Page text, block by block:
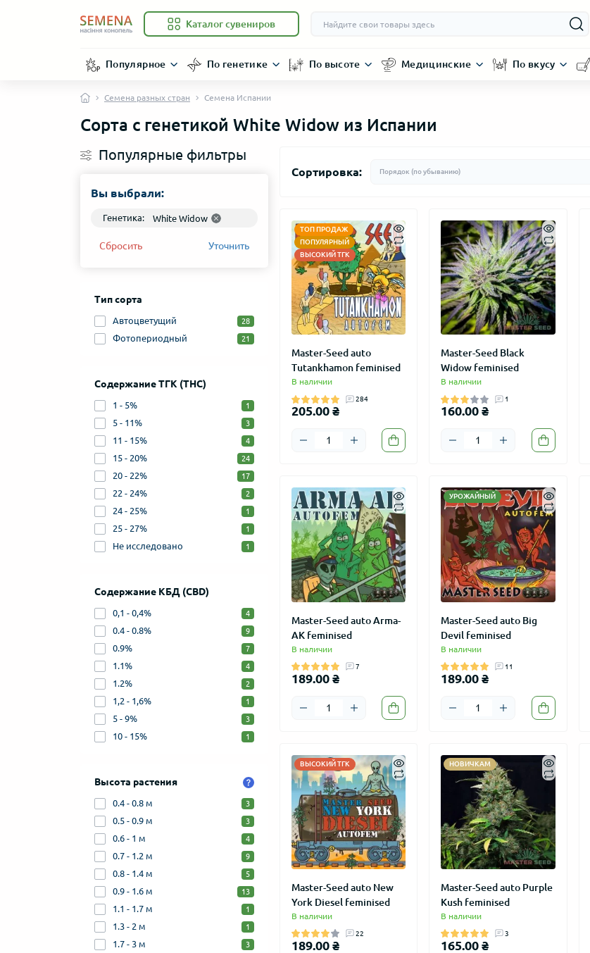
Каталог сувениров
Популярное По генетике По высоте Медицинские По вкусу
Семена разных стран Семена Испании
Сорта с генетикой White Widow из Испании
Популярные фильтры
Вы выбрали:
Генетика: White Widow
Сбросить Уточнить
Тип сорта
Автоцветущий 28
Фотопериодный 21
Содержание ТГК (THC)
1 - 5% 1
5 - 11% 3
11 - 15% 4
15 - 20% 24
20 - 22% 17
22 - 24% 2
24 - 25% 1
25 - 27% 1
Не исследовано 1
Содержание КБД (CBD)
0,1 - 0,4% 4
0.4 - 0.8% 9
0.9% 7
1.1% 4
1.2% 2
1,2 - 1,6% 1
5 - 9% 3
10 - 15% 1
Высота растения
0.4 - 0.8 м 3
0.5 - 0.9 м 3
0.6 - 1 м 4
0.7 - 1.2 м 9
0.8 - 1.4 м 5
0.9 - 1.6 м 13
1.1 - 1.7 м 1
1.3 - 2 м 1
1.7 - 3 м 3
Сортировка:
ТОП ПРОДАЖ
ПОПУЛЯРНЫЙ
ВЫСОКИЙ ТГК
Master-Seed auto
Tutankhamon feminised
В наличии
284
205.00 ₴
Master-Seed Black
Widow feminised
В наличии
1
160.00 ₴
Master-Seed auto Arma-
АК feminised
В наличии
7
189.00 ₴
УРОЖАЙНЫЙ
Master-Seed auto Big
Devil feminised
В наличии
11
189.00 ₴
ВЫСОКИЙ ТГК
Master-Seed auto New
York Diesel feminised
В наличии
22
189.00 ₴
НОВИЧКАМ
Master-Seed auto Purple
Kush feminised
В наличии
3
165.00 ₴